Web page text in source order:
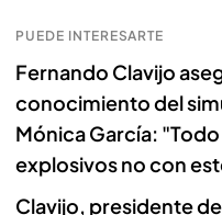
PUEDE INTERESARTE
Fernando Clavijo
conocimiento del
Mónica García:
explosivos no con
Clavijo, presidente